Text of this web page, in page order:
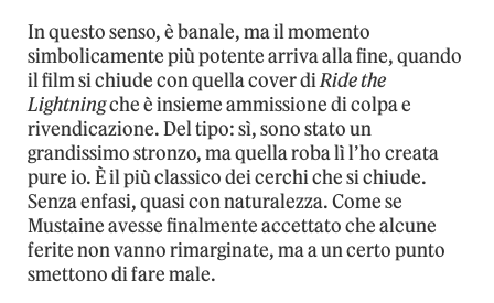
In questo senso, è banale, ma il momento
simbolicamente più potente arriva alla fine, quando
il film si chiude con quella cover diRide the
Lightningche è insieme ammissione di colpa e
rivendicazione. Del tipo: sì, sono stato un
grandissimo stronzo, ma quella roba lì l’ho creata
pure io. È il più classico dei cerchi che si chiude.
Senza enfasi, quasi con naturalezza. Come se
Mustaine avesse finalmente accettato che alcune
ferite non vanno rimarginate, ma a un certo punto
smettono di fare male.